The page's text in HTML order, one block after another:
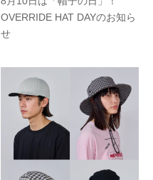
OVERRIDE HAT DAYのお知ら
せ